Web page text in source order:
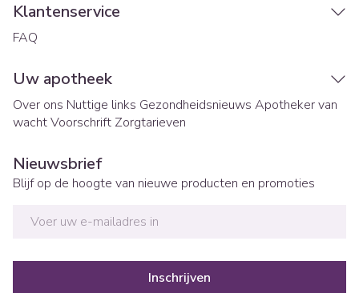
Klantenservice
FAQ
Uw apotheek
Over ons Nuttige links Gezondheidsnieuws Apotheker van
wachtVoorschrift Zorgtarieven
Nieuwsbrief
Blijf op de hoogte van nieuwe producten en promoties
Inschrijven